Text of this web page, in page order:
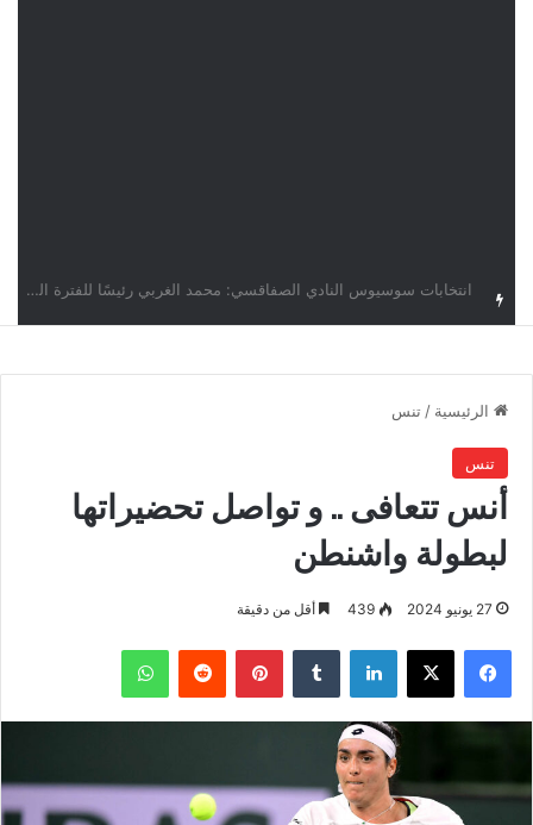
الرئيسية / تنس
تنس
أنس تتعافى .. و تواصل تحضيراتها
لبطولة واشنطن
27 يونيو 2024 439 أقل من دقيقة
فيسبوك ‫X لينكدإن بينتيريست واتساب